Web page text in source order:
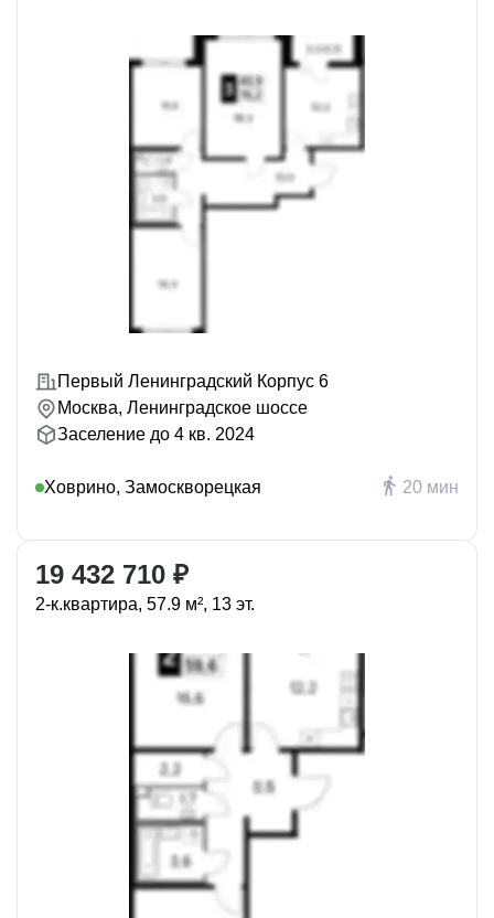
Первый Ленинградский Корпус 6
Москва, Ленинградское шоссе
Заселение до 4 кв. 2024
Ховрино, Замоскворецкая 20 мин
19 432 710 ₽
2-к.квартира, 57.9 м², 13 эт.